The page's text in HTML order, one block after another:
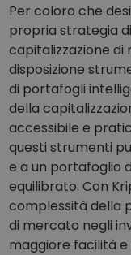
Per coloro che
propria strategia
capitalizzazione
disposizione
di portafogli
della
accessibile e
questi strumenti
e a un portafoglio
equilibrato. Con
complessità della
di mercato negli
maggiore facilità